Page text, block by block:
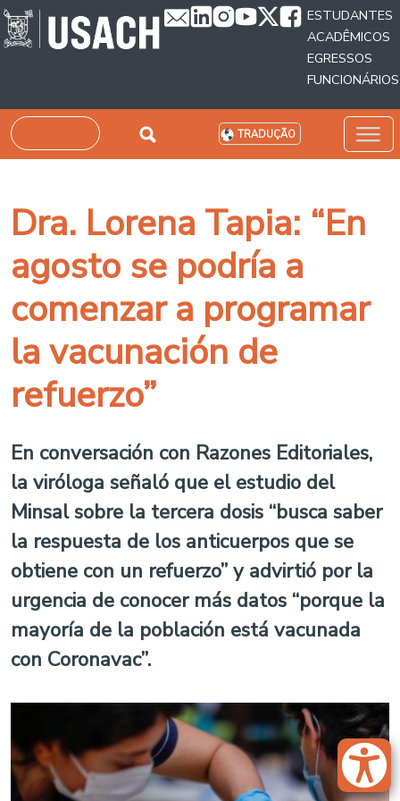
Passar para o conteúdo principal
ESTUDANTES
ACADÊMICOS
EGRESSOS
FUNCIONÁRIOS
Pesquisar TRADUÇÃO
Dra. Lorena Tapia: “En
agosto se podría a
comenzar a programar
la vacunación de
refuerzo”
En conversación con Razones Editoriales,
la viróloga señaló que el estudio del
Minsal sobre la tercera dosis “busca saber
la respuesta de los anticuerpos que se
obtiene con un refuerzo” y advirtió por la
urgencia de conocer más datos “porque la
mayoría de la población está vacunada
con Coronavac”.